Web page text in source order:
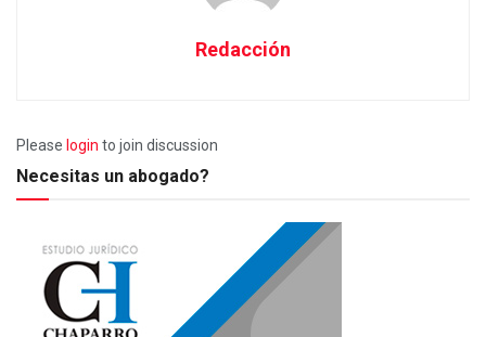
Redacción
Please login to join discussion
Necesitas un abogado?